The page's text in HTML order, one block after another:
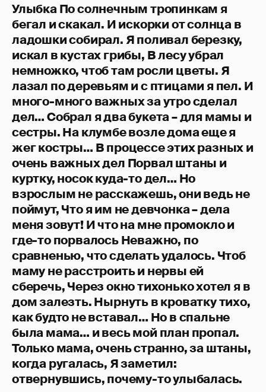
Улыбка По солнечным тропинкам я
бегал и скакал. И искорки от солнца в
ладошки собирал. Я поливал березку,
искал в кустах грибы, В лесу убрал
немножко, чтоб там росли цветы. Я
лазал по деревьям и с птицами я пел. И
много-много важных за утро сделал
дел… Собрал я два букета – для мамы и
сестры. На клумбе возле дома еще я
жег костры… В процессе этих разных и
очень важных дел Порвал штаны и
куртку, носок куда-то дел… Но
взрослым не расскажешь, они ведь не
поймут, Что я им не девчонка – дела
меня зовут! И что на мне промокло и
где-то порвалось Неважно, по
сравненью, что сделать удалось. Чтоб
маму не расстроить и нервы ей
сберечь, Через окно тихонько хотел я в
дом залезть. Нырнуть в кроватку тихо,
как будто не вставал… Но в спальне
была мама… и весь мой план пропал.
Только мама, очень странно, за штаны,
когда ругалась, Я заметил:
отвернувшись, почему-то улыбалась.